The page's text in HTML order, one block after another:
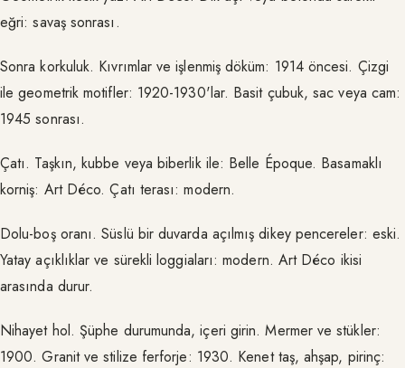
eğri: savaş sonrası.
Sonra korkuluk. Kıvrımlar ve işlenmiş döküm: 1914 öncesi. Çizgi
ile geometrik motifler: 1920-1930'lar. Basit çubuk, sac veya cam:
1945 sonrası.
Çatı. Taşkın, kubbe veya biberlik ile: Belle Époque. Basamaklı
korniş: Art Déco. Çatı terası: modern.
Dolu-boş oranı. Süslü bir duvarda açılmış dikey pencereler: eski.
Yatay açıklıklar ve sürekli loggiaları: modern. Art Déco ikisi
arasında durur.
Nihayet hol. Şüphe durumunda, içeri girin. Mermer ve stükler:
1900. Granit ve stilize ferforje: 1930. Kenet taş, ahşap, pirinç: